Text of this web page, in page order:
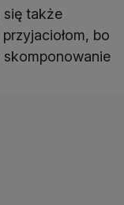
się także
bo
skomponowanie